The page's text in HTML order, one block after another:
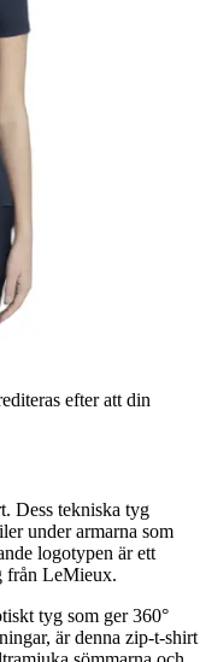
efter att din
Dess tekniska tyg
under armarna som
logotypen är ett
från LeMieux.
tyg som ger 360°
är denna zip-t-shirt